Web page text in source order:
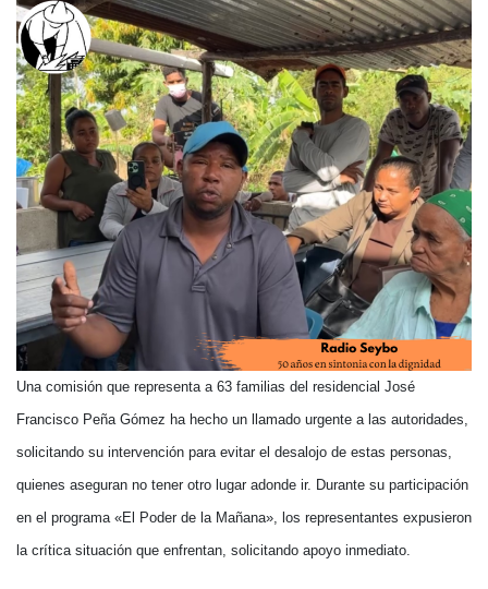
Una comisión que representa a 63 familias del residencial José
Francisco Peña Gómez ha hecho un llamado urgente a las autoridades,
solicitando su intervención para evitar el desalojo de estas personas,
quienes aseguran no tener otro lugar adonde ir. Durante su participación
en el programa «El Poder de la Mañana», los representantes expusieron
la crítica situación que enfrentan, solicitando apoyo inmediato.